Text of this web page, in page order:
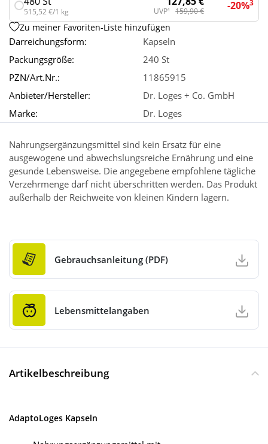
515,52 €/1 kg UVP¹ 159,90 € -20%3
Zu meiner Favoriten-Liste hinzufügen
Darreichungsform:
Kapseln
Packungsgröße:
240 St
PZN/Art.Nr.:
11865915
Anbieter/Hersteller:
Dr. Loges + Co. GmbH
Marke:
Dr. Loges
Nahrungsergänzungsmittel sind kein Ersatz für eine
ausgewogene und abwechslungsreiche Ernährung und eine
gesunde Lebensweise. Die angegebene empfohlene tägliche
Verzehrmenge darf nicht überschritten werden. Das Produkt
außerhalb der Reichweite von kleinen Kindern lagern.
Gebrauchsanleitung (PDF)
Lebensmittelangaben
Artikelbeschreibung
AdaptoLoges Kapseln